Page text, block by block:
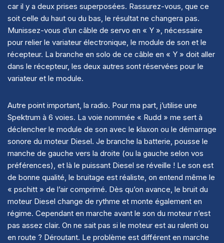
car il y a deux prises superposées. Rassurez-vous, que ce
soit celle du haut ou du bas, le résultat ne changera pas.
Munissez-vous d’un câble de servo en « Y », nécessaire
pour relier le variateur électronique, le module de son et le
récepteur. La branche en solo de ce câble en « Y » doit aller
dans le récepteur, les deux autres sont réservées pour le
variateur et le module.
Autre point important, la radio. Pour ma part, j’utilise une
Spektrum à 6 voies. La voie nommée « Rudd » me sert à
déclencher le module de son avec le klaxon ou le démarrage
sonore du moteur Diesel. Je branche la batterie, pousse le
manche de gauche vers la droite (ou la gauche selon vos
préférences), et là le puissant Diesel se réveille ! Le son est
de bonne qualité, le bruitage est réaliste, on entend même le
« pschitt » de l’air comprimé. Dès qu’on avance, le bruit du
moteur Diesel change de rythme et monte également en
régime. Cependant en marche avant le son du moteur n’est
pas assez clair. On ne sait pas si le moteur est au ralenti ou
en route ? Déroutant. Le problème est différent en marche